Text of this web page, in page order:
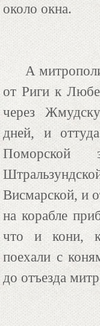
около окна.
А
от Риги к
через
дней, и
Висмарской, и
на корабле
что и кони,
поехали с
до отъезда